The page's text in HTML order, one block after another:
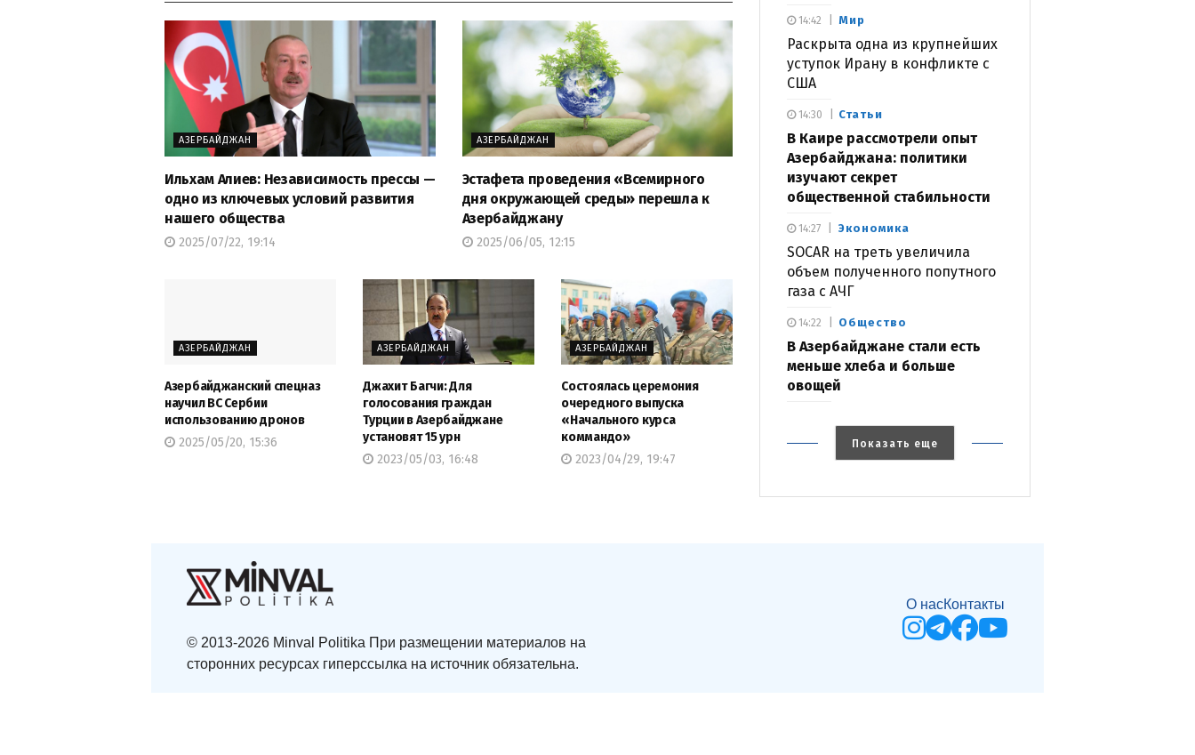
АЗЕРБАЙДЖАН
Ильхам Алиев: Независимость прессы —
одно из ключевых условий развития
нашего общества
2025/07/22, 19:14
АЗЕРБАЙДЖАН
Эстафета проведения «Всемирного
дня окружающей среды» перешла к
Азербайджану
2025/06/05, 12:15
АЗЕРБАЙДЖАН
Азербайджанский спецназ
научил ВС Сербии
использованию дронов
2025/05/20, 15:36
АЗЕРБАЙДЖАН
Джахит Багчи: Для
голосования граждан
Турции в Азербайджане
установят 15 урн
2023/05/03, 16:48
АЗЕРБАЙДЖАН
Состоялась церемония
очередного выпуска
«Начального курса
коммандо»
2023/04/29, 19:47
Мир
Раскрыта одна из крупнейших
уступок Ирану в конфликте с
США
14:42
Статьи
В Каире рассмотрели опыт
Азербайджана: политики
изучают секрет
общественной стабильности
14:30
Экономика
SOCAR на треть увеличила
объем полученного попутного
газа с АЧГ
14:27
Общество
В Азербайджане стали есть
меньше хлеба и больше
овощей
14:22
Показать еще
© 2013-2026 Minval Politika При размещении материалов на
сторонних ресурсах гиперссылка на источник обязательна.
О насКонтакты